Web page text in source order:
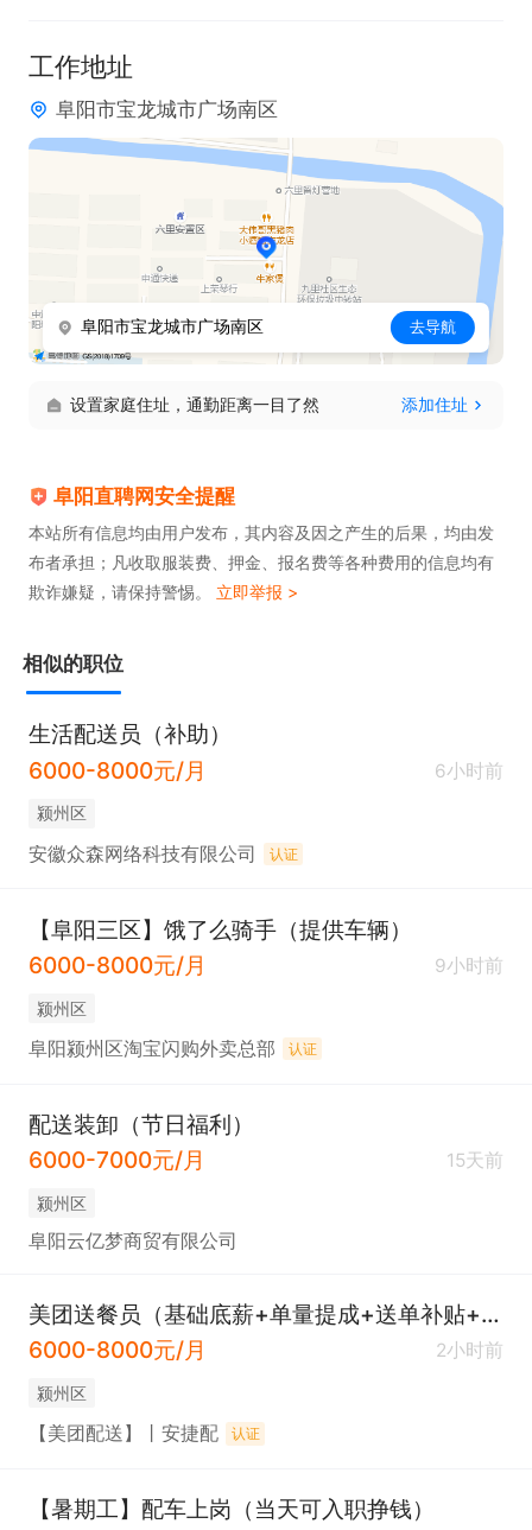
工作地址
阜阳市宝龙城市广场南区
阜阳市宝龙城市广场南区 去导航
设置家庭住址，通勤距离一目了然 添加住址
阜阳直聘网安全提醒
本站所有信息均由用户发布，其内容及因之产生的后果，均由发
布者承担；凡收取服装费、押金、报名费等各种费用的信息均有
欺诈嫌疑，请保持警惕。 立即举报 >
相似的职位
生活配送员（补助）
6000-8000元/月
6小时前
颍州区
安徽众森网络科技有限公司 认证
【阜阳三区】饿了么骑手（提供车辆）
6000-8000元/月
9小时前
颍州区
阜阳颍州区淘宝闪购外卖总部 认证
配送装卸（节日福利）
6000-7000元/月
15天前
颍州区
阜阳云亿梦商贸有限公司
美团送餐员（基础底薪+单量提成+送单补贴+送单奖励）
6000-8000元/月
2小时前
颍州区
【美团配送】丨安捷配 认证
【暑期工】配车上岗（当天可入职挣钱）